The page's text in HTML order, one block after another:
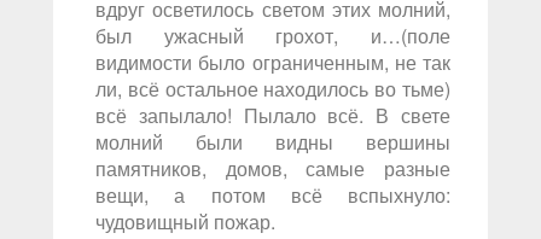
вдруг осветилось светом этих молний,
был ужасный грохот, и…(поле
видимости было ограниченным, не так
ли, всё остальное находилось во тьме)
всё запылало! Пылало всё. В свете
молний были видны вершины
памятников, домов, самые разные
вещи, а потом всё вспыхнуло:
чудовищный пожар.